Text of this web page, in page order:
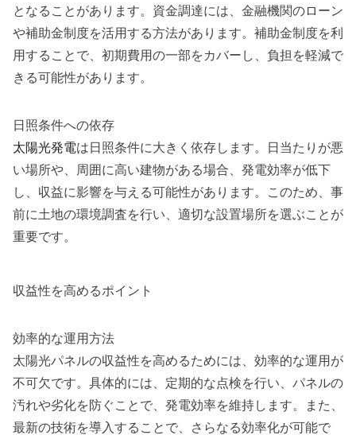
となることがあります。資金調達には、金融機関のローン
や補助金制度を活用する方法があります。補助金制度を利
用することで、初期費用の一部をカバーし、負担を軽減で
きる可能性があります。
日照条件への依存
太陽光発電は日照条件に大きく依存します。日当たりが悪
い場所や、周囲に高い建物がある場合、発電効率が低下
し、収益に影響を与える可能性があります。このため、事
前に土地の環境調査を行い、適切な設置場所を選ぶことが
重要です。
収益性を高めるポイント
効率的な運用方法
太陽光パネルの収益性を高めるためには、効率的な運用が
不可欠です。具体的には、定期的な点検を行い、パネルの
汚れや劣化を防ぐことで、発電効率を維持します。また、
最新の技術を導入することで、さらなる効率化が可能で